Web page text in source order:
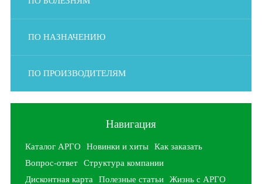
ПО НАЗНАЧЕНИЮ
ПО ПРОИЗВОДИТЕЛЯМ
Навигация
Каталог АРГО Новинки и хиты
Как заказать
Вопрос-ответ
Структура компании
Дисконтная карта
Полезные статьи Жизнь с АРГО